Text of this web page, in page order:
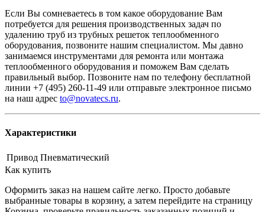
Если Вы сомневаетесь в том какое оборудование Вам
потребуется для решения производственных задач по
удалению труб из трубных решеток теплообменного
оборудования, позвоните нашим специалистом. Мы давно
занимаемся инструментами для ремонта или монтажа
теплообменного оборудования и поможем Вам сделать
правильный выбор. Позвоните нам по телефону бесплатной
линии +7 (495) 260-11-49 или отправьте электронное письмо
на наш адрес to@novatecs.ru.
Характеристики
Привод Пневматический
Как купить
Оформить заказ на нашем сайте легко. Просто добавьте
выбранные товары в корзину, а затем перейдите на страницу